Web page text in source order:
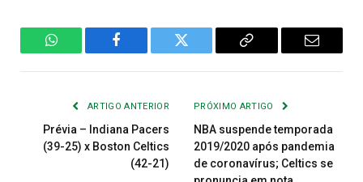
WhatsAppFacebook Twitter
Copiar
E-
ARTIGO ANTERIOR
Prévia – Indiana Pacers
(39-25) x Boston Celtics
(42-21)
PRÓXIMO ARTIGO
NBA suspende temporada
2019/2020 após pandemia
de coronavírus; Celtics se